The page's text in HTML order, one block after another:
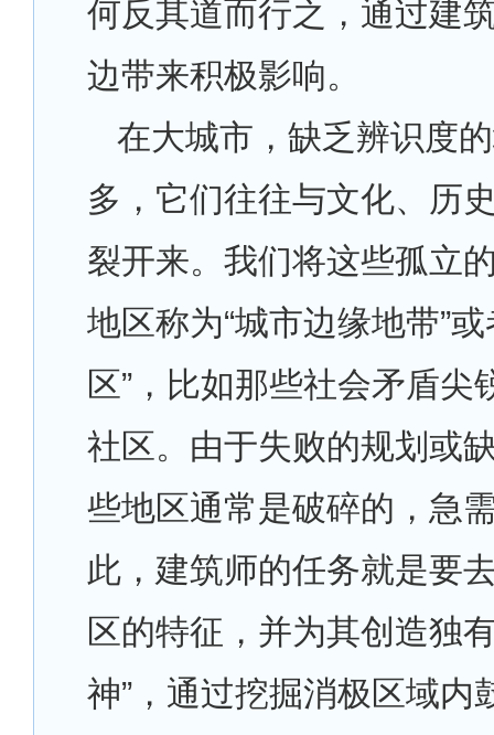
何反其道而行之，通过建
边带来积极影响。
在大城市，缺乏辨识度
多，它们往往与文化、历
裂开来。我们将这些孤立
地区称为“城市边缘地带”
区”，比如那些社会矛盾尖
社区。由于失败的规划或
些地区通常是破碎的，急
此，建筑师的任务就是要
区的特征，并为其创造独
神”，通过挖掘消极区域内